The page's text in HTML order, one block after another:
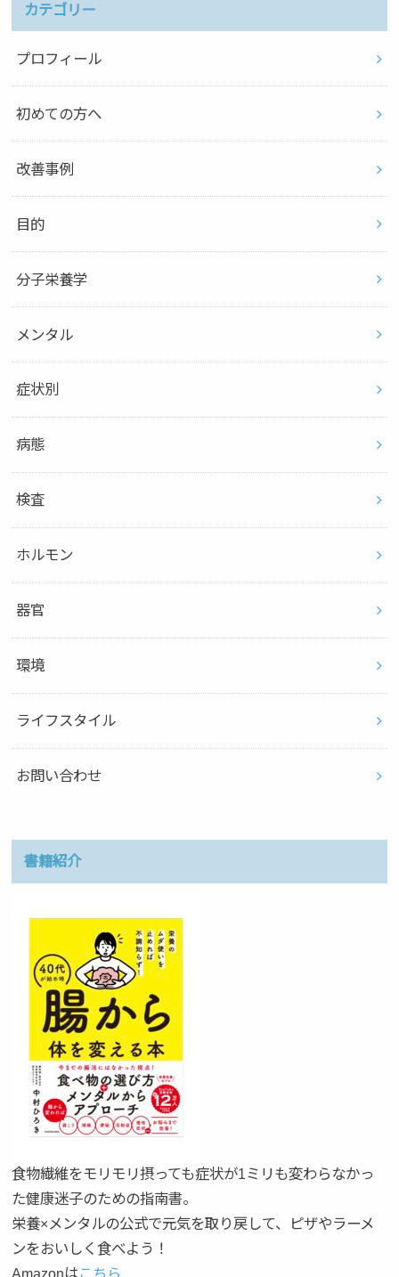
カテゴリー
プロフィール
初めての方へ
改善事例
目的
分子栄養学
メンタル
症状別
病態
検査
ホルモン
器官
環境
ライフスタイル
お問い合わせ
書籍紹介
食物繊維をモリモリ摂っても症状が1ミリも変わらなかっ
た健康迷子のための指南書。
栄養×メンタルの公式で元気を取り戻して、ピザやラーメ
ンをおいしく食べよう！